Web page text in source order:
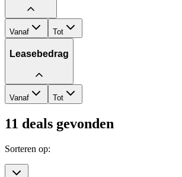
Vanaf Tot
Leasebedrag
Vanaf Tot
11 deals gevonden
Sorteren op: